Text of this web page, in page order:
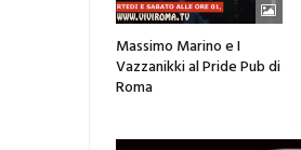
Massimo Marino e I
Vazzanikki al Pride Pub di
Roma